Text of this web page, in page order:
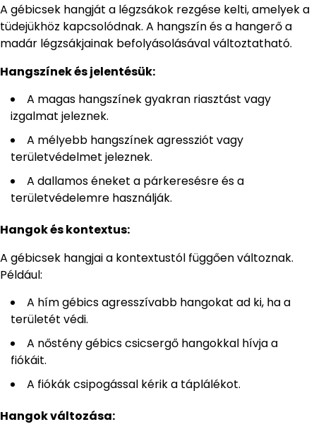
A gébicsek hangját a légzsákok rezgése kelti, amelyek a
tüdejükhöz kapcsolódnak. A hangszín és a hangerő a
madár légzsákjainak befolyásolásával változtatható.
Hangszínek és jelentésük:
A magas hangszínek gyakran riasztást vagy
izgalmat jeleznek.
A mélyebb hangszínek agressziót vagy
területvédelmet jeleznek.
A dallamos éneket a párkeresésre és a
területvédelemre használják.
Hangok és kontextus:
A gébicsek hangjai a kontextustól függően változnak.
Például:
A hím gébics agresszívabb hangokat ad ki, ha a
területét védi.
A nőstény gébics csicsergő hangokkal hívja a
fiókáit.
A fiókák csipogással kérik a táplálékot.
Hangok változása: